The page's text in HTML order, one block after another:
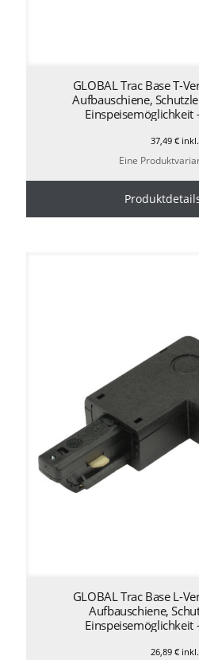
GLOBAL Trac Base T-
Aufbauschiene,
Einspeisemöglichkeit
37,49€
Eine
GLOBAL Trac Base L-
Aufbauschiene,
Einspeisemöglichkeit
26,89€